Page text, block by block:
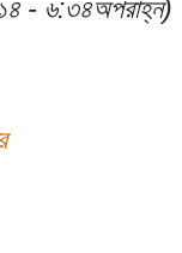
- ৬:৩৪অপরাহ্ন)